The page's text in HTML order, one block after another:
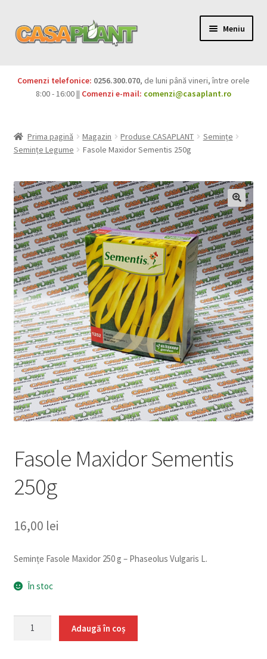
Meniu
Pesticide
copil
Produse BIO
Igienă publică
Casa și grădina
Extinde
meniul
copil
Sere și solarii
Extinde
meniul
copil
Comenzi telefonice: 0256.300.070, de luni până vineri, între orele
8:00 - 16:00 || Comenzi e-mail: comenzi@casaplant.ro
Prima pagină Magazin Produse CASAPLANT
Semințe
Semințe Legume
Fasole Maxidor Sementis 250g
Fasole Maxidor Sementis
250g
16,00 lei
Semințe Fasole Maxidor 250 g – Phaseolus Vulgaris L.
În stoc
Cantitate
Adaugă în coș